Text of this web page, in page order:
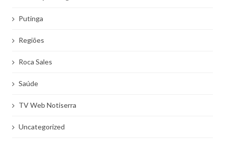
Putinga
Regiões
Roca Sales
Saúde
TV Web Notiserra
Uncategorized